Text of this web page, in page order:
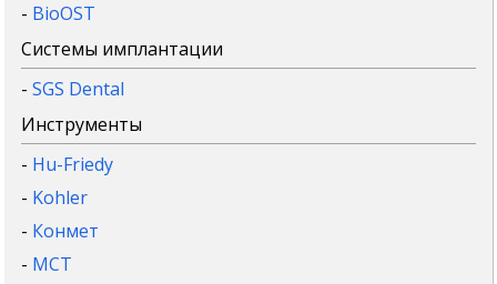
- BioOST
Системы имплантации
-SGS Dental
Инструменты
- Hu-Friedy
- Kohler
- Конмет
- MCT